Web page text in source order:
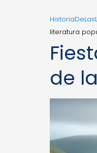
literatura
de